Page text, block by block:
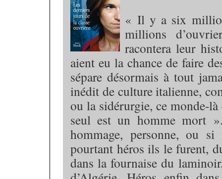
« Il y a six
millions
racontera leur
aient eu la chance de faire
sépare désormais à tout
inédit de culture italienne,
ou la sidérurgie, ce monde-
seul est un homme mort
hommage, personne, ou
pourtant héros ils le furent,
dans la fournaise du